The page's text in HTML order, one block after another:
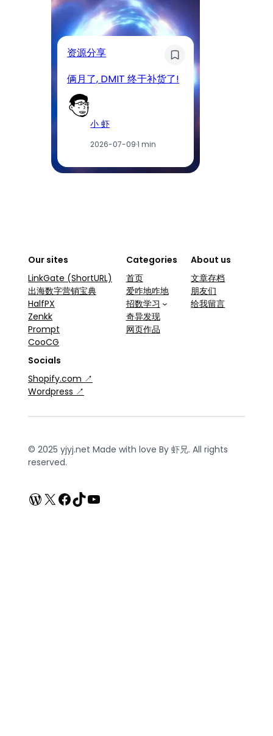
资源分享
俩月了, DMIT 终于补货了!
小 虾
2026-07-09·1 min
Our sites
LinkGate (ShortURL)
出海数字营销宝典
HalfPX
Zenkk
Prompt
CooCG
Categories
首页
爱咋地咋地
招数学习
奇异发现
网页作品
About us
文章存档
朋友们
给我留言
Socials
Shopify.com ↗
Wordpress ↗
© 2025 yjyj.net Made with love By 虾兄. All rights
reserved.
WordPress
X Facebook
TikTokYouTube